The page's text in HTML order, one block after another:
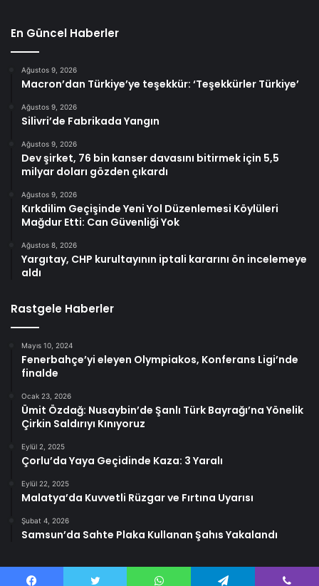
En Güncel Haberler
Ağustos 9, 2026
Macron’dan Türkiye’ye teşekkür: ‘Teşekkürler Türkiye’
Ağustos 9, 2026
Silivri’de Fabrikada Yangın
Ağustos 9, 2026
Dev şirket, 76 bin kanser davasını bitirmek için 5,5
milyar doları gözden çıkardı
Ağustos 9, 2026
Kırkdilim Geçişinde Yeni Yol Düzenlemesi Köylüleri
Mağdur Etti: Can Güvenliği Yok
Ağustos 8, 2026
Yargıtay, CHP kurultayının iptali kararını ön incelemeye
aldı
Rastgele Haberler
Mayıs 10, 2024
Fenerbahçe’yi eleyen Olympiakos, Konferans Ligi’nde
finalde
Ocak 23, 2026
Ümit Özdağ: Nusaybin’de Şanlı Türk Bayrağı’na Yönelik
Çirkin Saldırıyı Kınıyoruz
Eylül 2, 2025
Çorlu’da Yaya Geçidinde Kaza: 3 Yaralı
Eylül 22, 2025
Malatya’da Kuvvetli Rüzgar ve Fırtına Uyarısı
Şubat 4, 2026
Samsun’da Sahte Plaka Kullanan Şahıs Yakalandı